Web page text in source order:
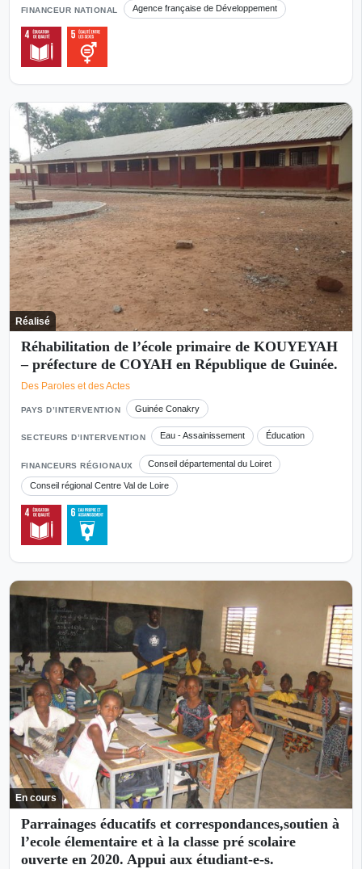
FINANCEUR NATIONAL Agence française de Développement
Réalisé
Réhabilitation de l’école primaire de KOUYEYAH
– préfecture de COYAH en République de Guinée.
Des Paroles et des Actes
PAYS D’INTERVENTION Guinée Conakry
SECTEURS D’INTERVENTION Eau - Assainissement Éducation
FINANCEURS RÉGIONAUX Conseil départemental du Loiret
Conseil régional Centre Val de Loire
En cours
Parrainages éducatifs et correspondances,soutien à
l’ecole élementaire et à la classe pré scolaire
ouverte en 2020. Appui aux étudiant-e-s.